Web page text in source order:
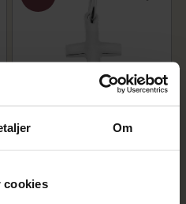
Om
cookies
4.990,00 kr